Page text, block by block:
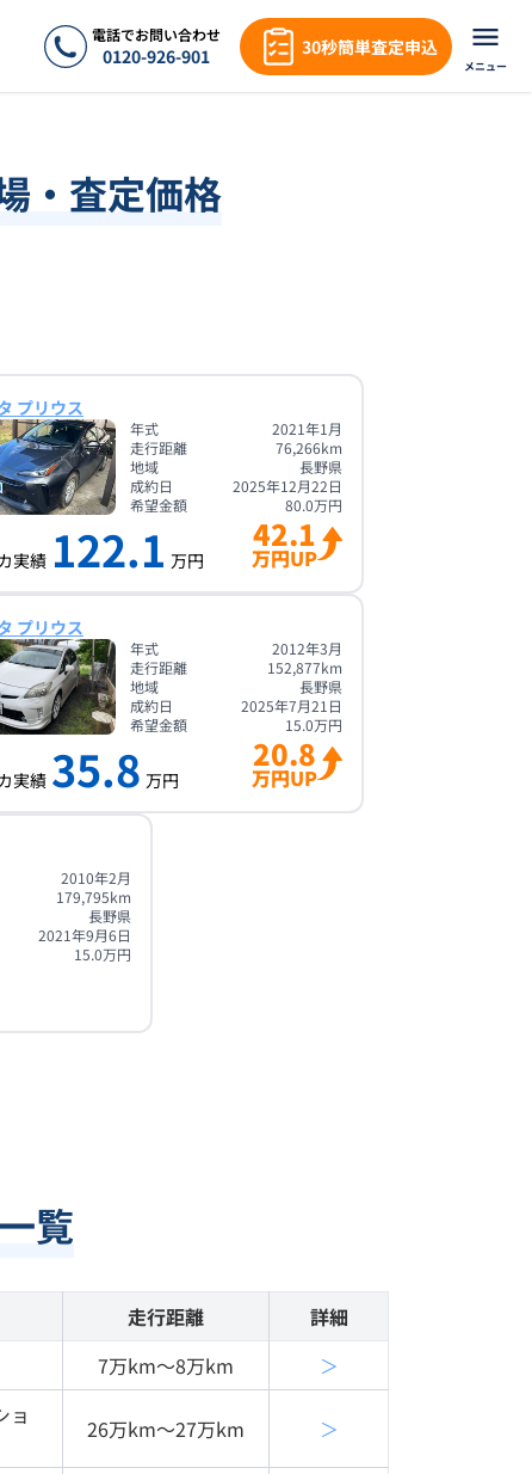
電話でお問い合わせ
0120-926-901 30秒簡単査定申込
メニュー
・査定価格
プリウス
年式
2021年1月
走行距離
76,266km
地域
長野県
成約日
2025年12月22日
希望金額
80.0万円
実績 122.1 万円
42.1
万円UP
プリウス
年式
2012年3月
走行距離
152,877km
地域
長野県
成約日
2025年7月21日
希望金額
15.0万円
実績 35.8 万円
20.8
万円UP
2010年2月
179,795km
長野県
2021年9月6日
15.0万円
覧
走行距離
詳細
7万km〜8万km ＞
ョ
26万km〜27万km ＞